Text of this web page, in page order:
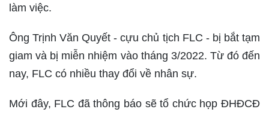
làm việc.
Ông Trịnh Văn Quyết - cựu chủ tịch FLC - bị bắt tạm
giam và bị miễn nhiệm vào tháng 3/2022. Từ đó đến
nay, FLC có nhiều thay đổi về nhân sự.
Mới đây, FLC đã thông báo sẽ tổ chức họp ĐHĐCĐ